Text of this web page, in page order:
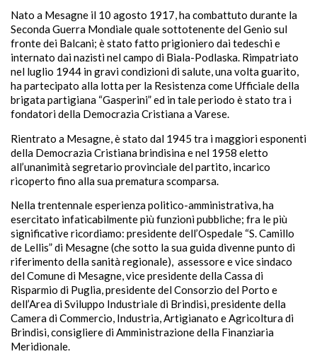
Nato a Mesagne il 10 agosto 1917, ha combattuto durante la
Seconda Guerra Mondiale quale sottotenente del Genio sul
fronte dei Balcani; è stato fatto prigioniero dai tedeschi e
internato dai nazisti nel campo di Biala-Podlaska. Rimpatriato
nel luglio 1944 in gravi condizioni di salute, una volta guarito,
ha partecipato alla lotta per la Resistenza come Ufficiale della
brigata partigiana “Gasperini” ed in tale periodo è stato tra i
fondatori della Democrazia Cristiana a Varese.
Rientrato a Mesagne, è stato dal 1945 tra i maggiori esponenti
della Democrazia Cristiana brindisina e nel 1958 eletto
all’unanimità segretario provinciale del partito, incarico
ricoperto fino alla sua prematura scomparsa.
Nella trentennale esperienza politico-amministrativa, ha
esercitato infaticabilmente più funzioni pubbliche; fra le più
significative ricordiamo: presidente dell’Ospedale “S. Camillo
de Lellis” di Mesagne (che sotto la sua guida divenne punto di
riferimento della sanità regionale), assessore e vice sindaco
del Comune di Mesagne, vice presidente della Cassa di
Risparmio di Puglia, presidente del Consorzio del Porto e
dell’Area di Sviluppo Industriale di Brindisi, presidente della
Camera di Commercio, Industria, Artigianato e Agricoltura di
Brindisi, consigliere di Amministrazione della Finanziaria
Meridionale.